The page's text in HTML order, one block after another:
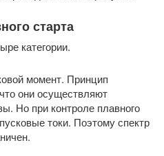
старта
категории.
момент. Принцип
они осуществляют
Но при контроле плавного
токи. Поэтому спектр